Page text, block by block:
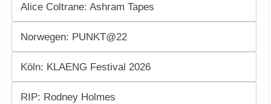
Alice Coltrane: Ashram Tapes
Norwegen: PUNKT@22
Köln: KLAENG Festival 2026
RIP: Rodney Holmes